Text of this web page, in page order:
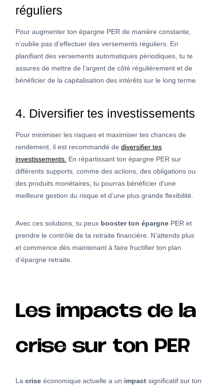
réguliers
Pour augmenter ton épargne PER de manière constante,
n’oublie pas d’effectuer des versements réguliers. En
planifiant des versements automatiques périodiques, tu te
assures de mettre de l’argent de côté régulièrement et de
bénéficier de la capitalisation des intérêts sur le long terme.
4. Diversifier tes investissements
Pour minimiser les risques et maximiser tes chances de
rendement, il est recommandé de diversifier tes
investissements. En répartissant ton épargne PER sur
différents supports, comme des actions, des obligations ou
des produits monétaires, tu pourras bénéficier d’une
meilleure gestion du risque et d’une plus grande flexibilité.
Avec ces solutions, tu peux booster ton épargne PER et
prendre le contrôle de ta retraite financière. N’attends plus
et commence dès maintenant à faire fructifier ton plan
d’épargne retraite.
Les impacts de la
crise sur ton PER
La crise économique actuelle a un impact significatif sur ton